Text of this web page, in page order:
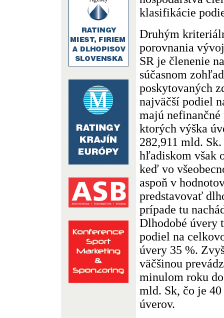
klasifikácie
Druhým
porovnania
SR je členenie
súčasnom
poskytovaných
najväčší podiel
majú
ktorých výška
282,911 mld.
hľadiskom však
keď vo
aspoň v
predstavovať
prípade tu
Dlhodobé úvery
podiel na
úvery 35 %.
väčšinou
minulom roku
mld. Sk, čo je
úverov.